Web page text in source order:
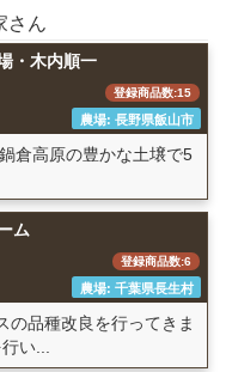
さん
・木内順一
登録商品数:15
農場: 長野県飯山市
倉高原の豊かな土壌で5
ム
登録商品数:6
農場: 千葉県長生村
の品種改良を行ってきま
い...